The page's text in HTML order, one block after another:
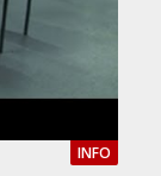
INFO